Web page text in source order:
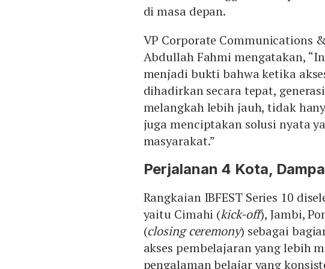
di masa depan.
VP Corporate Communications
Abdullah Fahmi mengatakan,
menjadi bukti bahwa ketika
dihadirkan secara tepat,
melangkah lebih jauh, tidak
juga menciptakan solusi nyata
masyarakat.”
Perjalanan 4 Kota,
Rangkaian IBFEST Series 10
yaitu Cimahi (kick-off), Jambi,
(closing ceremony) sebagai
akses pembelajaran yang lebih
pengalaman belajar yang